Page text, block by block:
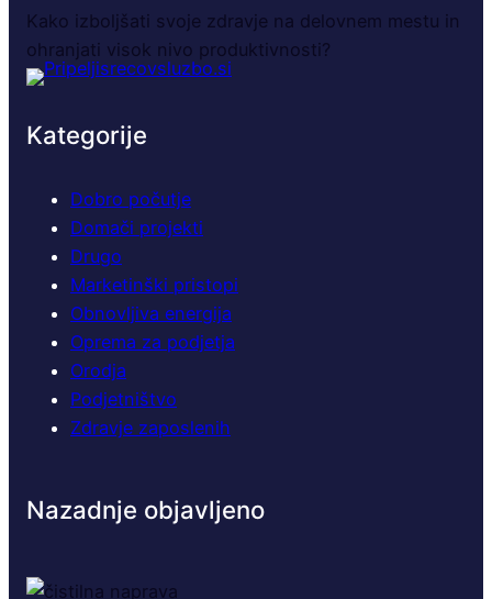
s
o
r
i
o
r
l
j
i
r
e
o
Kako izboljšati svoje zdravje na delovnem mestu in
ohranjati visok nivo produktivnosti?
Kategorije
Dobro počutje
Domači projekti
Drugo
Marketinški pristopi
Obnovljiva energija
Oprema za podjetja
Orodja
Podjetništvo
Zdravje zaposlenih
Nazadnje objavljeno